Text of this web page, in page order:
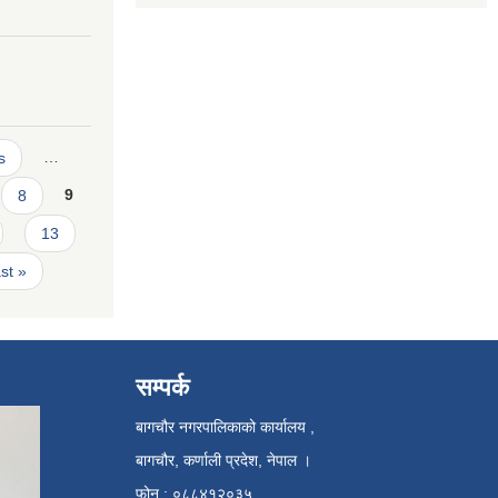
…
8 9
13
»
सम्पर्क
बागचौर नगरपालिकाको कार्यालय ,
बागचौर, कर्णाली प्रदेश, नेपाल ।
फोन : ०८८४१२०३५